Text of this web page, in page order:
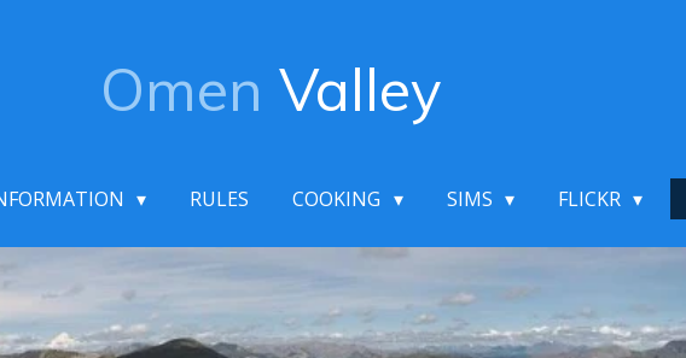
Omen Valley
RULES COOKING SIMS FLICKR